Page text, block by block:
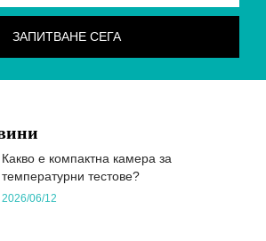
Какво е компактна камера за
температурни тестове?
2026/06/12